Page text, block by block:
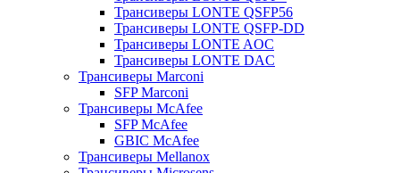
Трансиверы LONTE QSFP56
Трансиверы LONTE QSFP-DD
Трансиверы LONTE AOC
Трансиверы LONTE DAC
Трансиверы Marconi
SFP Marconi
Трансиверы McAfee
SFP McAfee
GBIC McAfee
Трансиверы Mellanox